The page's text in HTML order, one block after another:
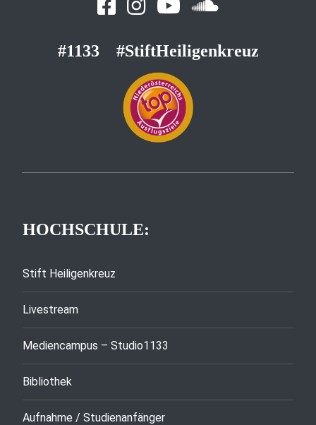
#1133 #StiftHeiligenkreuz
HOCHSCHULE:
Stift Heiligenkreuz
Livestream
Mediencampus – Studio1133
Bibliothek
Aufnahme / Studienanfänger